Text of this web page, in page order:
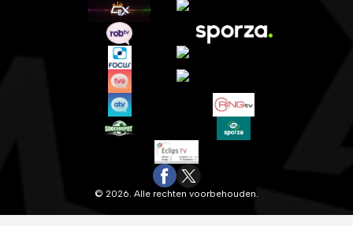
© 2026. Alle rechten voorbehouden.